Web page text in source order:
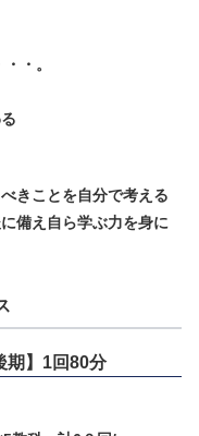
・。
きことを自分で考える
備え自ら学ぶ力を身に
期】1回80分